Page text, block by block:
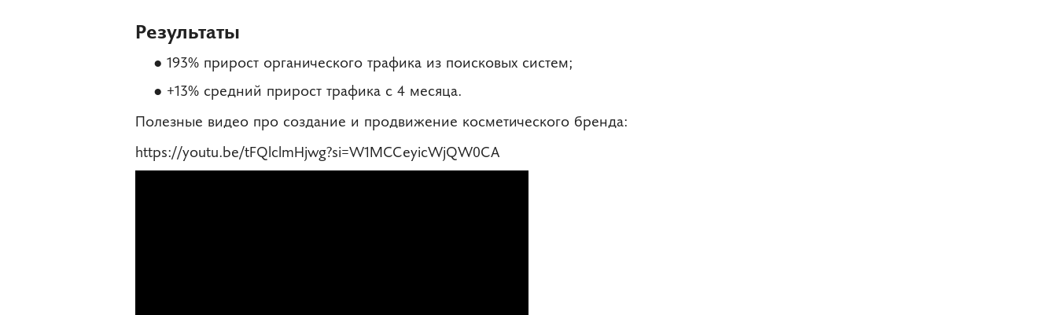
Результаты
193% прирост органического трафика из поисковых систем;
+13% средний прирост трафика с 4 месяца.
Полезные видео про создание и продвижение косметического бренда:
https://youtu.be/tFQlclmHjwg?si=W1MCCeyicWjQW0CA